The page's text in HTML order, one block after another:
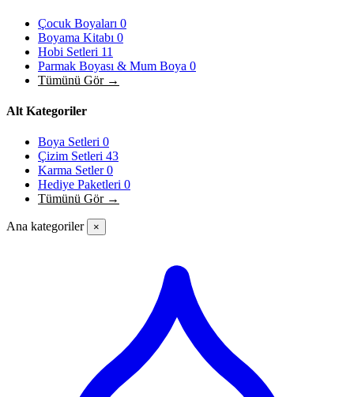
Çocuk Boyaları 0
Boyama Kitabı 0
Hobi Setleri 11
Parmak Boyası & Mum Boya 0
Tümünü Gör →
Alt Kategoriler
Boya Setleri 0
Çizim Setleri 43
Karma Setler0
Hediye Paketleri 0
Tümünü Gör →
Ana kategoriler ×